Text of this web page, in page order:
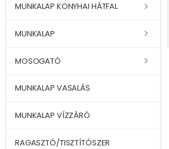
MUNKALAP KONYHAI HÁTFAL
MUNKALAP
MOSOGATÓ
MUNKALAP VASALÁS
MUNKALAP VÍZZÁRÓ
RAGASZTÓ/TISZTÍTÓSZER